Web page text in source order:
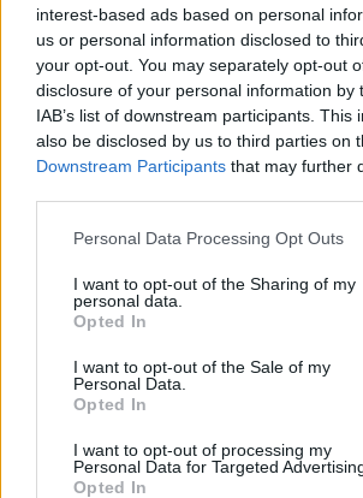
interest-based ads based on personal
us or personal information disclosed to
your opt-out. You may separately opt-out
disclosure of your personal information by
IAB’s list of downstream participants. This
also be disclosed by us to third parties on
Downstream Participants that may further
Please note that this website/app uses
not limited to your visit or usage behaviour.
grant or deny consent to Google and its
use your data for below specified
consent section.
Personal Data Processing Opt Outs
I want to opt-out of the Sharing of my
personal data.
Opted In
I want to opt-out of the Sale of my
Personal Data.
Opted In
I want to opt-out of processing my
Personal Data for Targeted
Opted In
"Párhuzamosság, ez a
Nagyinterjú a TEK
vezetőjével. Befejező rész.
2017. május 26.